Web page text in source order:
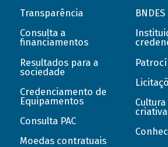
Transparência
Consulta a
financiamentos
Resultados para a
sociedade
Credenciamento de
Equipamentos
Consulta PAC
Moedas contratuais
criativa